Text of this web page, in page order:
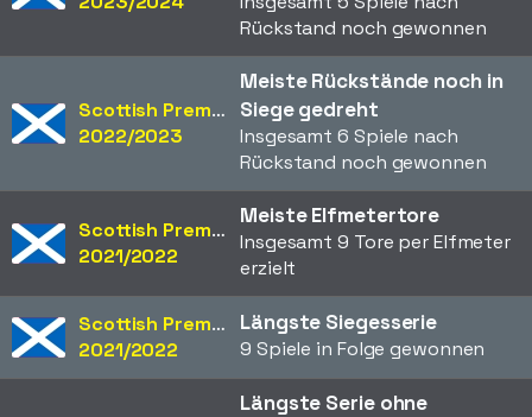
Rückstand noch gewonnen
Scottish Premiership
2022/2023
Meiste Rückstände noch in
Siege gedreht
Insgesamt 6 Spiele nach
Rückstand noch gewonnen
Scottish Premiership
2021/2022
Meiste Elfmetertore
Insgesamt 9 Tore per Elfmeter
erzielt
Scottish Premiership
2021/2022
Längste Siegesserie
9 Spiele in Folge gewonnen
Längste Serie ohne